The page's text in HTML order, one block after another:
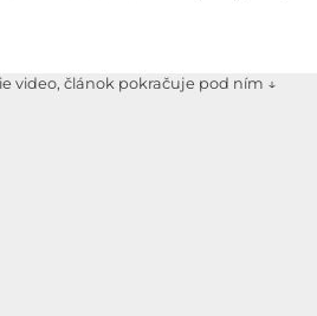
video, článok pokračuje pod ním ↓